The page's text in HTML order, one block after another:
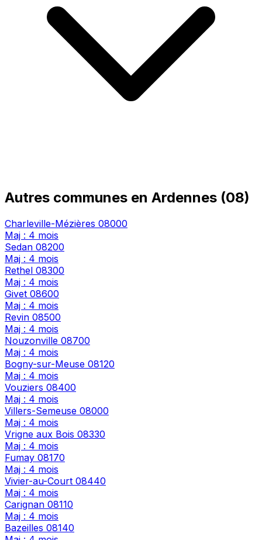
Autres communes en Ardennes (08)
Charleville-Mézières 08000
Maj : 4 mois
Sedan 08200
Maj : 4 mois
Rethel 08300
Maj : 4 mois
Givet 08600
Maj : 4 mois
Revin 08500
Maj : 4 mois
Nouzonville 08700
Maj : 4 mois
Bogny-sur-Meuse 08120
Maj : 4 mois
Vouziers 08400
Maj : 4 mois
Villers-Semeuse 08000
Maj : 4 mois
Vrigne aux Bois 08330
Maj : 4 mois
Fumay 08170
Maj : 4 mois
Vivier-au-Court 08440
Maj : 4 mois
Carignan 08110
Maj : 4 mois
Bazeilles 08140